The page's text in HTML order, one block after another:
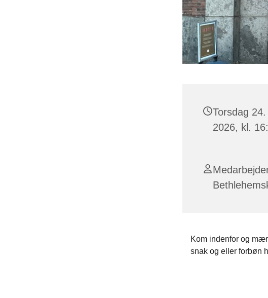
Torsdag
2026, kl.
Kom indenfor og
snak og eller forbøn